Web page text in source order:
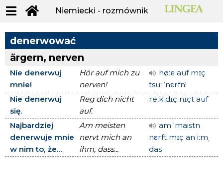
Niemiecki - rozmównik
denerwować
ärgern, nerven
Nie denerwuj
mnie!
Hör auf mich zu
nerven!
høːɐ auf mɪç
tsuː ˈnεrfn!
Nie denerwuj
się.
Reg dich nicht
auf.
reːk dɪç nɪçt auf
Najbardziej
denerwuje mnie
w nim to, że...
Am meisten
nervt mich an
ihm, dass...
am ˈmaistn
nεrft mɪç an iːmˌ
das